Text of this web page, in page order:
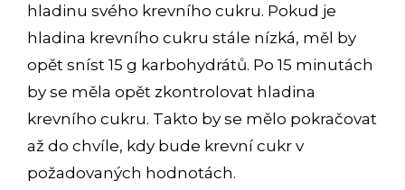
hladinu svého krevního cukru. Pokud je
hladina krevního cukru stále nízká, měl by
opět sníst 15 g karbohydrátů. Po 15 minutách
by se měla opět zkontrolovat hladina
krevního cukru. Takto by se mělo pokračovat
až do chvíle, kdy bude krevní cukr v
požadovaných hodnotách.